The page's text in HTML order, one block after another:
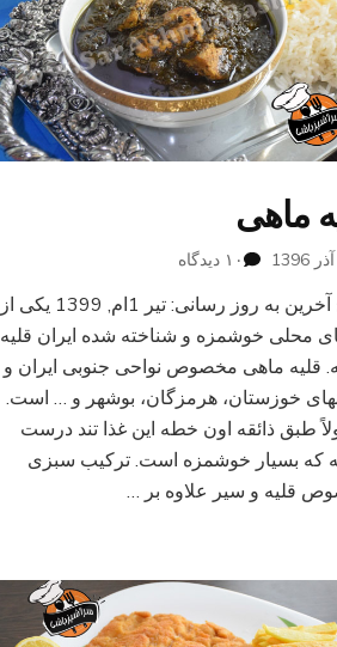
ماهی
۱۰ دیدگاه
ماهی
تاریخ آخرین به روز رسانی: تیر 1ام, 1399 یکی از
محلی خوشمزه و شناخته شده ایران قلیه
قلیه ماهی مخصوص نواحی جنوبی ایران و
خوزستان، هرمزگان، بوشهر و … است.
طبق ذائقه اون خطه این غذا تند درست
که بسیار خوشمزه است. ترکیب سبزی
قلیه و سیر علاوه بر …